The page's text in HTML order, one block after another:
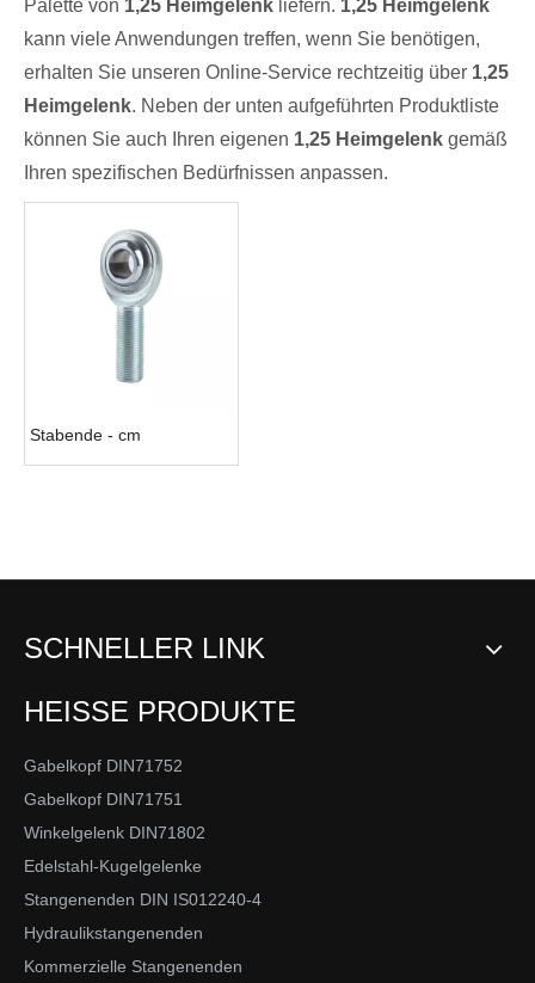
Palette von 1,25 Heimgelenk liefern. 1,25 Heimgelenk
kann viele Anwendungen treffen, wenn Sie benötigen,
erhalten Sie unseren Online-Service rechtzeitig über 1,25
Heimgelenk. Neben der unten aufgeführten Produktliste
können Sie auch Ihren eigenen 1,25 Heimgelenk gemäß
Ihren spezifischen Bedürfnissen anpassen.
Stabende - cm
SCHNELLER LINK
HEISSE PRODUKTE
Gabelkopf DIN71752
Gabelkopf DIN71751
Winkelgelenk DIN71802
Edelstahl-Kugelgelenke
Stangenenden DIN IS012240-4
Hydraulikstangenenden
Kommerzielle Stangenenden